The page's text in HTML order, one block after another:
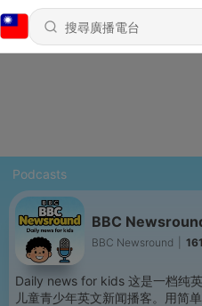
Podcasts
BBC
BBC Newsround
Daily news for kids 这是一档纯
儿童青少年英文新闻播客。用简